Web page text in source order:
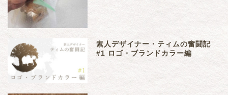
素人デザイナー・ティムの奮闘記
#1 ロゴ・ブランドカラー編